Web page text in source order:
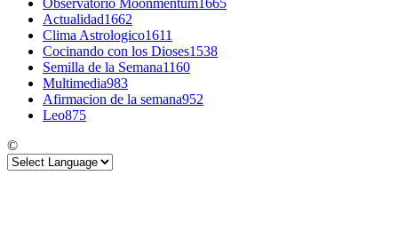
Observatorio Moonmentum1665
Actualidad1662
Clima Astrologico1611
Cocinando con los Dioses1538
Semilla de la Semana1160
Multimedia983
Afirmacion de la semana952
Leo875
©